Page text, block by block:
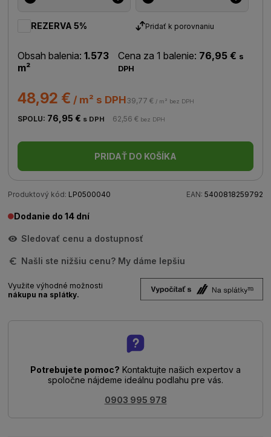
REZERVA 5% Pridať k porovnaniu
Obsah balenia: 1.573
m²
Cena za 1 balenie: 76,95 € s
DPH
48,92 € / m² s DPH39,77 € / m² bez DPH
SPOLU: 76,95 € s DPH 62,56 € bez DPH
PRIDAŤ DO KOŠÍKA
Produktový kód: LP0500040 EAN: 5400818259792
Dodanie do 14 dní
Sledovať cenu a dostupnosť
Našli ste nižšiu cenu? My dáme lepšiu
Využite výhodné možnosti
nákupu na splátky.
Potrebujete pomoc? Kontaktujte našich expertov a
spoločne nájdeme ideálnu podlahu pre vás.
0903 995 978